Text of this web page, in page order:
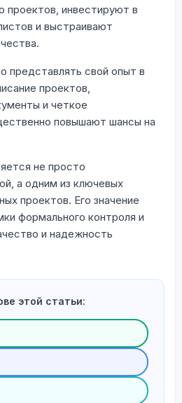
инвестируют в
и выстраивают
представлять свой опыт в
проектов,
и четкое
повышают шансы на
не просто
а одним из ключевых
проектов. Его значение
формального контроля и
и надежность
этой статьи: